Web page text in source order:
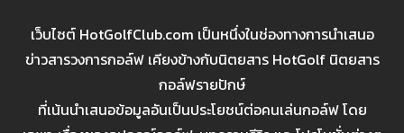
เว็บไซต์ HotGolfClub.com เป็นหนึ่งในช่องทางการนำเสนอ
ข่าวสารวงการกอล์ฟ เคียงข้างกับนิตยสาร HotGolf นิตยสาร
กอล์ฟรายปักษ์
ที่เน้นนำเสนอข้อมูลอันเป็นประโยชน์ต่อคนเล่นกอล์ฟ โดย